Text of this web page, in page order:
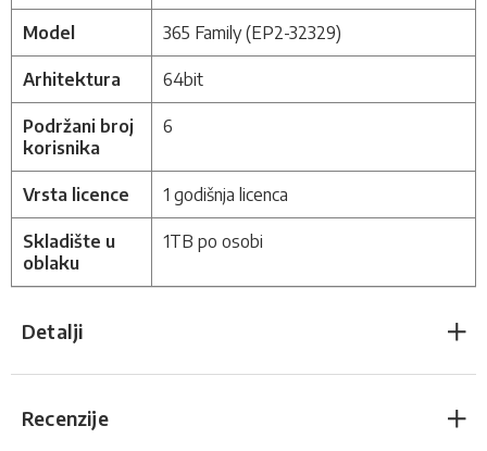
Model 365 Family (EP2-32329)
Arhitektura 64bit
Podržani broj
korisnika
6
Vrsta licence 1 godišnja licenca
Skladište u
oblaku
1TB po osobi
Detalji
Recenzije